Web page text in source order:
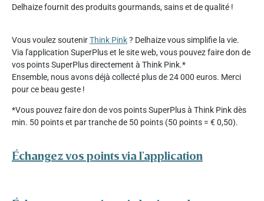
Delhaize fournit des produits gourmands, sains et de qualité !
Vous voulez soutenirThink Pink? Delhaize vous simplifie la vie.
Via l'application SuperPlus et le site web, vous pouvez faire don de
vos points SuperPlus directement à Think Pink.*
Ensemble, nous avons déjà collecté plus de 24 000 euros. Merci
pour ce beau geste !
*Vous pouvez faire don de vos points SuperPlus à Think Pink dès
min. 50 points et par tranche de 50 points (50 points = € 0,50).
Échangez vos points via l'application